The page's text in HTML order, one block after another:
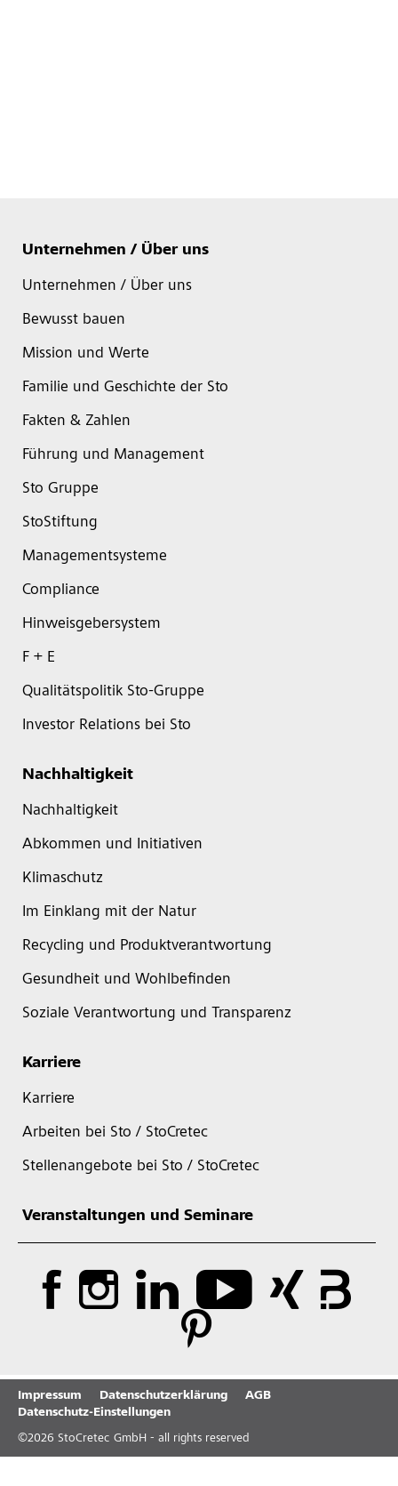
Unternehmen / Über uns
Unternehmen / Über uns
Bewusst bauen
Mission und Werte
Familie und Geschichte der Sto
Fakten & Zahlen
Führung und Management
Sto Gruppe
StoStiftung
Managementsysteme
Compliance
Hinweisgebersystem
F + E
Qualitätspolitik Sto-Gruppe
Investor Relations bei Sto
Nachhaltigkeit
Nachhaltigkeit
Abkommen und Initiativen
Klimaschutz
Im Einklang mit der Natur
Recycling und Produktverantwortung
Gesundheit und Wohlbefinden
Soziale Verantwortung und Transparenz
Karriere
Karriere
Arbeiten bei Sto / StoCretec
Stellenangebote bei Sto / StoCretec
Veranstaltungen und Seminare
Impressum Datenschutzerklärung
AGB
Datenschutz-Einstellungen
©2026 StoCretec GmbH - all rights reserved